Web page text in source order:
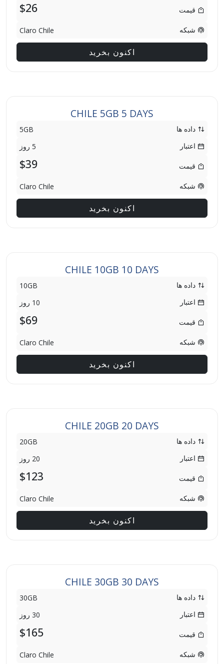
قیمت $26
شبکه Claro Chile
اکنون بخرید
CHILE 5GB 5 DAYS
داده ها
5GB
اعتبار
5 روز
قیمت $39
شبکه Claro Chile
اکنون بخرید
CHILE 10GB 10 DAYS
داده ها
10GB
اعتبار
10 روز
قیمت $69
شبکه Claro Chile
اکنون بخرید
CHILE 20GB 20 DAYS
داده ها
20GB
اعتبار
20 روز
قیمت $123
شبکه Claro Chile
اکنون بخرید
CHILE 30GB 30 DAYS
داده ها
30GB
اعتبار
30 روز
قیمت $165
شبکه Claro Chile